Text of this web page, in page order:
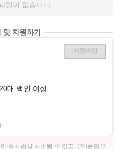
일이 없습니다.
및 지원하기
지원마감
대 백인 여성
·형사법상 처벌될 수 있고, (주)플필은